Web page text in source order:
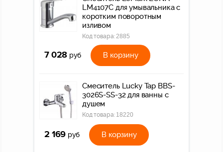
LM4107C для умывальника с
коротким поворотным
изливом
Код товара:2885
7 028 руб В корзину
Смеситель Lucky Tap BBS-
3026S-SS-32 для ванны с
душем
Код товара: 18220
2 169 руб В корзину